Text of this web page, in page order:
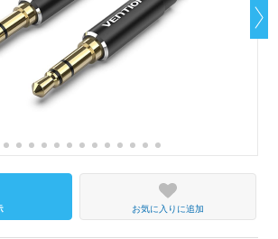
お気に入りに追加